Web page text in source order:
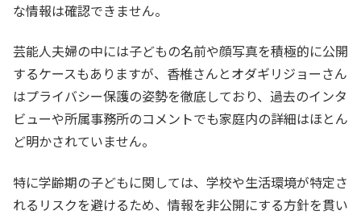
な情報は確認できません。
芸能人夫婦の中には子どもの名前や顔写真を積極的に公開
するケースもありますが、香椎さんとオダギリジョーさん
はプライバシー保護の姿勢を徹底しており、過去のインタ
ビューや所属事務所のコメントでも家庭内の詳細はほとん
ど明かされていません。
特に学齢期の子どもに関しては、学校や生活環境が特定さ
れるリスクを避けるため、情報を非公開にする方針を貫い